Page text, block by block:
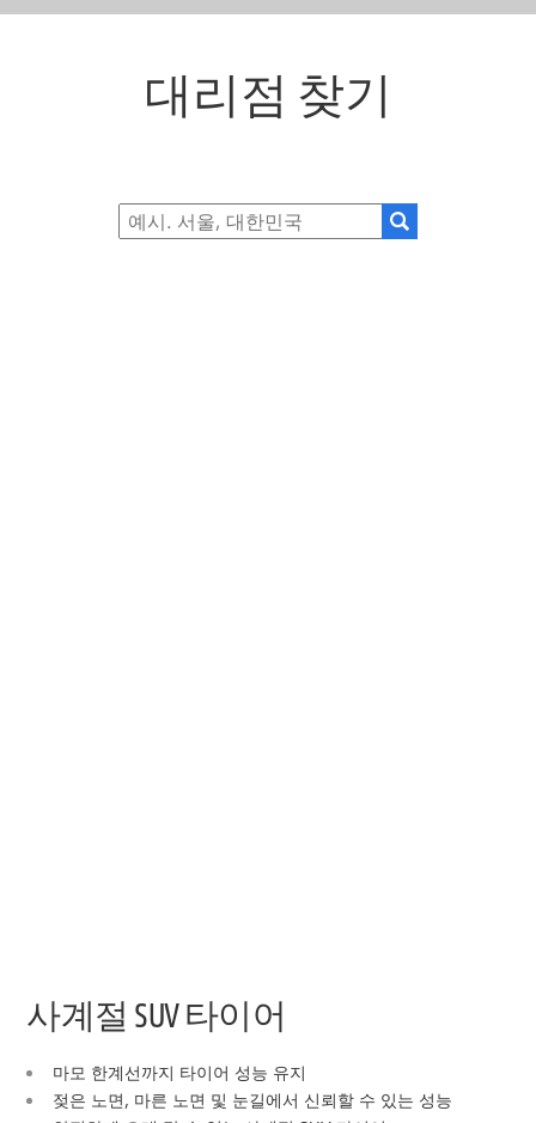
대리점 찾기
사계절 SUV 타이어
마모 한계선까지 타이어 성능 유지
젖은 노면, 마른 노면 및 눈길에서 신뢰할 수 있는 성능